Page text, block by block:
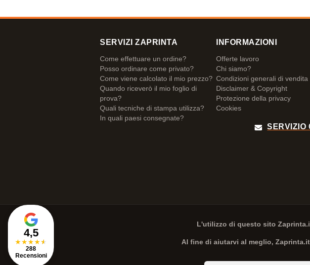
4,5
★★★★★
288
Recensioni
SERVIZI ZAPRINTA
Come effettuare un ordine?
Posso ordinare come privato?
Come viene calcolato il mio prezzo?
Quando riceverò il mio foglio di
prova?
Quali tecniche di stampa utilizza?
In quali paesi consegnate?
INFORMAZIONI
Offerte lavoro
Chi siamo?
Condizioni generali di vendita
Disclaimer & Copyright
Protezione della privacy
Cookies
SERVIZIO
L'utilizzo di questo sito
Al fine di aiutarvi al meglio, Zaprinta.it